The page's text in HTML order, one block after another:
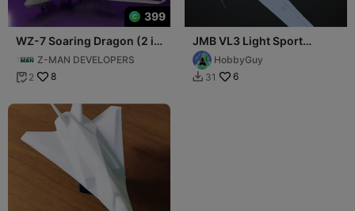
399
WZ-7 Soaring Dragon (2 in
1) v1Z-MAN DEVELOPERS
 2 8
JMB VL3 Light Sport
AircraftHobbyGuy
 31 6